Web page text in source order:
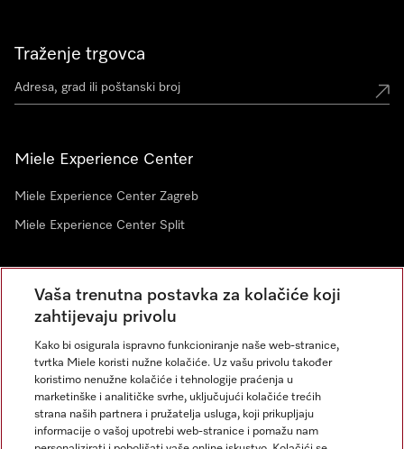
Traženje trgovca
Miele Experience Center
Miele Experience Center Zagreb
Miele Experience Center Split
Newsletter
Vaša trenutna postavka za kolačiće koji
zahtijevaju privolu
Kako bi osigurala ispravno funkcioniranje naše web-stranice,
tvrtka Miele koristi nužne kolačiće. Uz vašu privolu također
koristimo nenužne kolačiće i tehnologije praćenja u
marketinške i analitičke svrhe, uključujući kolačiće trećih
strana naših partnera i pružatelja usluga, koji prikupljaju
informacije o vašoj upotrebi web-stranice i pomažu nam